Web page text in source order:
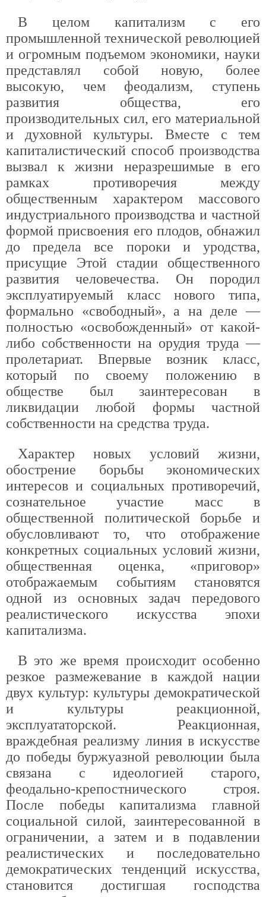
В целом капитализм с его
промышленной технической революцией
и огромным подъемом экономики, науки
представлял собой новую, более
высокую, чем феодализм, ступень
развития общества, его
производительных сил, его материальной
и духовной культуры. Вместе с тем
капиталистический способ производства
вызвал к жизни неразрешимые в его
рамках противоречия между
общественным характером массового
индустриального производства и частной
формой присвоения его плодов, обнажил
до предела все пороки и уродства,
присущие Этой стадии общественного
развития человечества. Он породил
эксплуатируемый класс нового типа,
формально «свободный», а на деле —
полностью «освобожденный» от какой-
либо собственности на орудия труда —
пролетариат. Впервые возник класс,
который по своему положению в
обществе был заинтересован в
ликвидации любой формы частной
собственности на средства труда.
Характер новых условий жизни,
обострение борьбы экономических
интересов и социальных противоречий,
сознательное участие масс в
общественной политической борьбе и
обусловливают то, что отображение
конкретных социальных условий жизни,
общественная оценка, «приговор»
отображаемым событиям становятся
одной из основных задач передового
реалистического искусства эпохи
капитализма.
В это же время происходит особенно
резкое размежевание в каждой нации
двух культур: культуры демократической
и культуры реакционной,
эксплуататорской. Реакционная,
враждебная реализму линия в искусстве
до победы буржуазной революции была
связана с идеологией старого,
феодально-крепостнического строя.
После победы капитализма главной
социальной силой, заинтересованной в
ограничении, а затем и в подавлении
реалистических и последовательно
демократических тенденций искусства,
становится достигшая господства